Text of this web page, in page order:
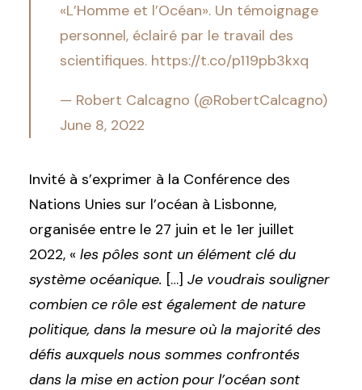
«L’Homme et l’Océan». Un témoignage
personnel, éclairé par le travail des
scientifiques. https://t.co/p119pb3kxq
— Robert Calcagno (@RobertCalcagno)
June 8, 2022
Invité à s’exprimer à la Conférence des
Nations Unies sur l’océan à Lisbonne,
organisée entre le 27 juin et le 1er juillet
2022, « les pôles sont un élément clé du
système océanique. […] Je voudrais souligner
combien ce rôle est également de nature
politique, dans la mesure où la majorité des
défis auxquels nous sommes confrontés
dans la mise en action pour l’océan sont